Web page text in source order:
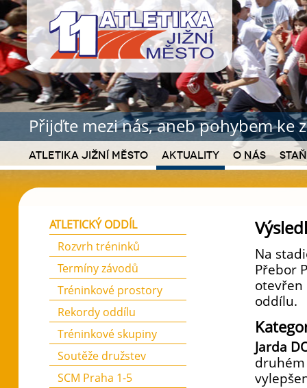
Přijďte mezi nás, aneb pohybem ke
Atletika Jižní Město Aktuality O nás
Na
Přebor
otevřen
oddílu.
Jarda
druhém
ATLETICKÝ ODDÍL
Rozvrh tréninků
Termíny závodů
Tréninkové prostory
Rekordy oddílu
Tréninkové skupiny
Soutěže družstev
SCM Praha 1-5